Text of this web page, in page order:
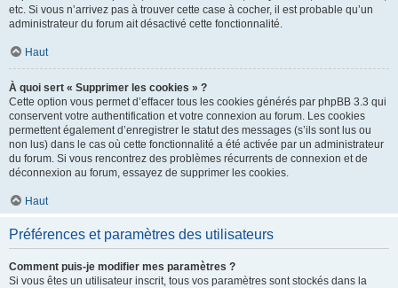
etc. Si vous n’arrivez pas à trouver cette case à cocher, il est probable qu’un
administrateur du forum ait désactivé cette fonctionnalité.
Haut
À quoi sert « Supprimer les cookies » ?
Cette option vous permet d’effacer tous les cookies générés par phpBB 3.3 qui
conservent votre authentification et votre connexion au forum. Les cookies
permettent également d’enregistrer le statut des messages (s’ils sont lus ou
non lus) dans le cas où cette fonctionnalité a été activée par un administrateur
du forum. Si vous rencontrez des problèmes récurrents de connexion et de
déconnexion au forum, essayez de supprimer les cookies.
Haut
Préférences et paramètres des utilisateurs
Comment puis-je modifier mes paramètres ?
Si vous êtes un utilisateur inscrit, tous vos paramètres sont stockés dans la